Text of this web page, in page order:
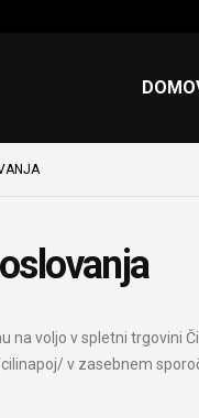
na voljo v spletni
v zasebnem